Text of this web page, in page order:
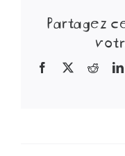
Partagez
Facebook
X Reddit